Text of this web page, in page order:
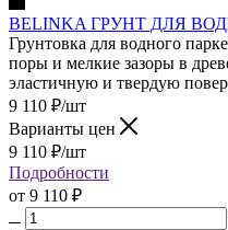
BELINKA ГРУНТ ДЛЯ
Грунтовка для водного
поры и мелкие зазоры в
эластичную и твердую
9 110 ₽/шт
Варианты цен
9 110 ₽/шт
Подробности
от 9 110 ₽